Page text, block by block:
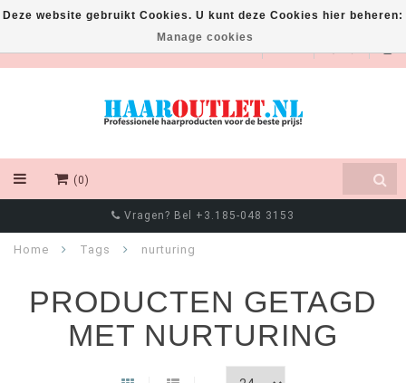
EUR
(0)
Vragen? Bel +3.185-048 3153
Home Tags nurturing
PRODUCTEN GETAGD
MET NURTURING
Deze website gebruikt Cookies. U kunt deze Cookies hier beheren:
Manage cookies